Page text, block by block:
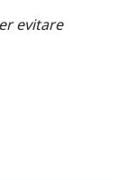
evitare